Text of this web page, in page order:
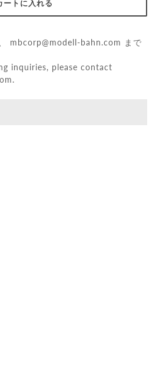
mbcorp@modell-bahn.com まで
inquiries, please contact
.